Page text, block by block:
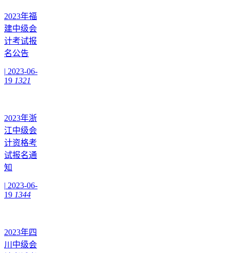
2023年福
建中级会
计考试报
名公告
| 2023-06-
19 1321
2023年浙
江中级会
计资格考
试报名通
知
| 2023-06-
19 1344
2023年四
川中级会